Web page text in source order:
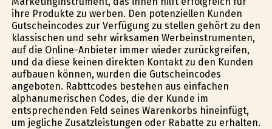
ihre Produkte zu werben. Den potenziellen Kunden
Gutscheincodes zur Verfügung zu stellen gehört zu den
klassischen und sehr wirksamen Werbeinstrumenten,
auf die Online-Anbieter immer wieder zurückgreifen,
und da diese keinen direkten Kontakt zu den Kunden
aufbauen können, wurden die Gutscheincodes
angeboten. Rabttcodes bestehen aus einfachen
alphanumerischen Codes, die der Kunde im
entsprechenden Feld seines Warenkorbs hineinfügt,
um jegliche Zusatzleistungen oder Rabatte zu erhalten.